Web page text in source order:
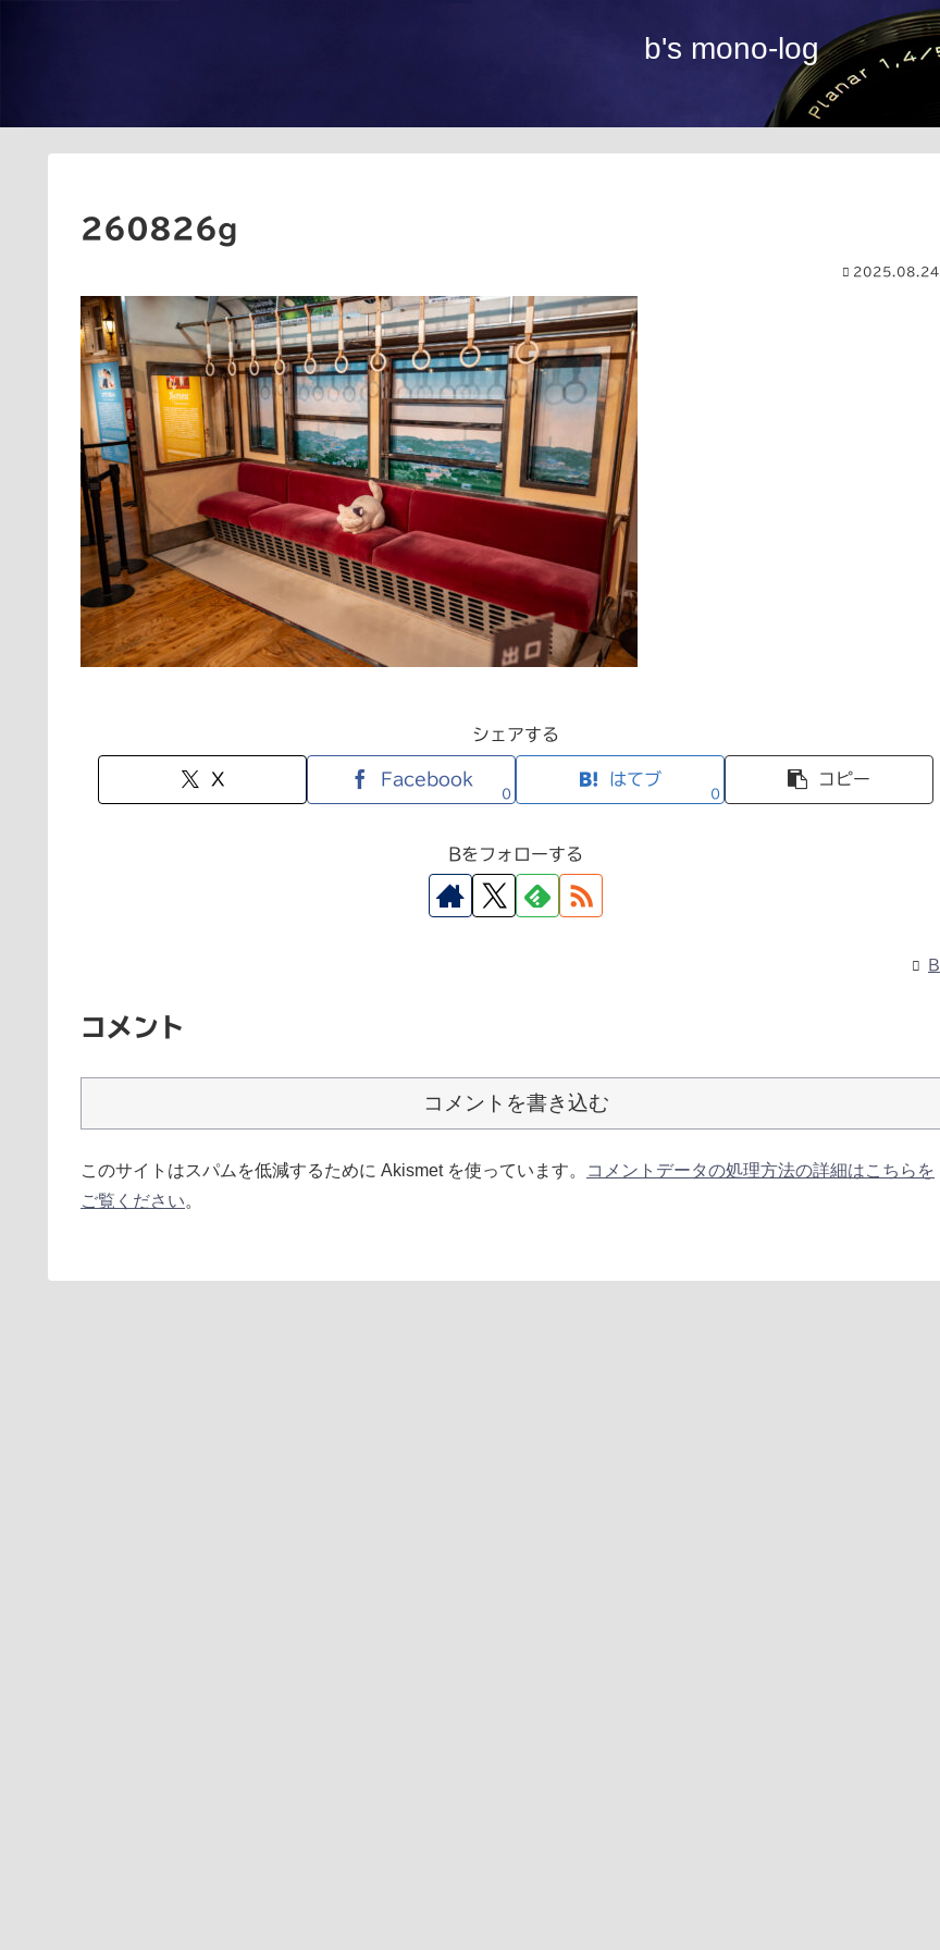
b's mono-log
260826g
2025.08.24
シェアする
X Facebook
0
はてブ
0
コピー
Bをフォローする
B
コメント
コメントを書き込む
このサイトはスパムを低減するために Akismet を使っています。
コメントデータの処理方法の詳細はこちらを
ご覧ください。